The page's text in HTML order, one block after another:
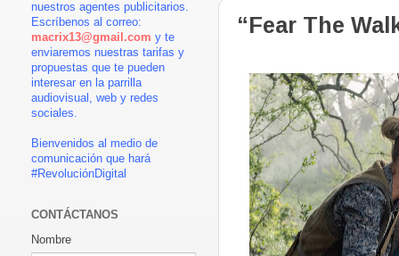
“Fear The
nuestros agentes publicitarios.
Escríbenos al correo:
macrix13@gmail.com y te
enviaremos nuestras tarifas y
propuestas que te pueden
interesar en la parrilla
audiovisual, web y redes
sociales.
Bienvenidos al medio de
comunicación que hará
#RevoluciónDigital
CONTÁCTANOS
Nombre